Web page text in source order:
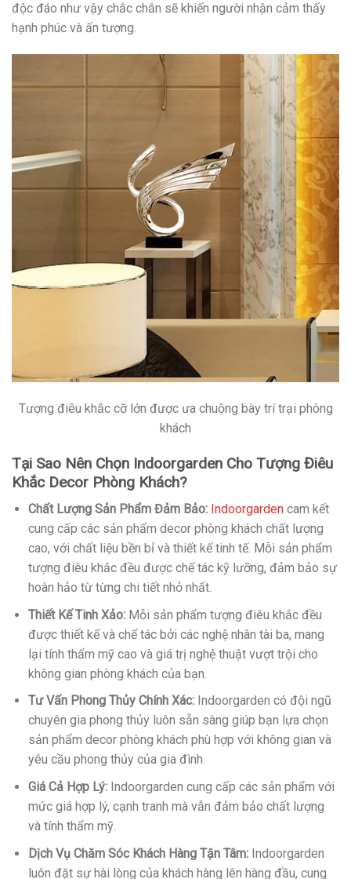
độc đáo như vậy chắc chắn sẽ khiến người nhận cảm thấy
hạnh phúc và ấn tượng.
Tượng điêu khắc cỡ lớn được ưa chuộng bày trí trại phòng
khách
Tại Sao Nên Chọn Indoorgarden Cho Tượng Điêu
Khắc Decor Phòng Khách?
Chất Lượng Sản Phẩm Đảm Bảo: Indoorgardencam kết
cung cấp các sản phẩm decor phòng khách chất lượng
cao, với chất liệu bền bỉ và thiết kế tinh tế. Mỗi sản phẩm
tượng điêu khắc đều được chế tác kỹ lưỡng, đảm bảo sự
hoàn hảo từ từng chi tiết nhỏ nhất.
Thiết Kế Tinh Xảo:Mỗi sản phẩm tượng điêu khắc đều
được thiết kế và chế tác bởi các nghệ nhân tài ba, mang
lại tính thẩm mỹ cao và giá trị nghệ thuật vượt trội cho
không gian phòng khách của bạn.
Tư Vấn Phong Thủy Chính Xác:Indoorgarden có đội ngũ
chuyên gia phong thủy luôn sẵn sàng giúp bạn lựa chọn
sản phẩm decor phòng khách phù hợp với không gian và
yêu cầu phong thủy của gia đình.
Giá Cả Hợp Lý:Indoorgarden cung cấp các sản phẩm với
mức giá hợp lý, cạnh tranh mà vẫn đảm bảo chất lượng
và tính thẩm mỹ.
Dịch Vụ Chăm Sóc Khách Hàng Tận Tâm:Indoorgarden
luôn đặt sự hài lòng của khách hàng lên hàng đầu, cung